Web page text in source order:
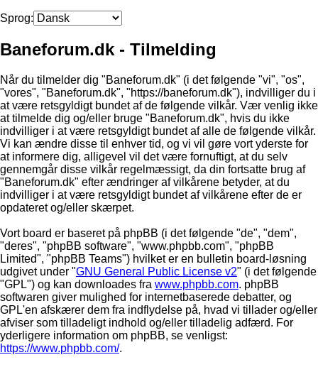
Sprog:
Baneforum.dk - Tilmelding
Når du tilmelder dig "Baneforum.dk" (i det følgende "vi", "os",
"vores", "Baneforum.dk", "https://baneforum.dk"), indvilliger du i
at være retsgyldigt bundet af de følgende vilkår. Vær venlig ikke
at tilmelde dig og/eller bruge "Baneforum.dk", hvis du ikke
indvilliger i at være retsgyldigt bundet af alle de følgende vilkår.
Vi kan ændre disse til enhver tid, og vi vil gøre vort yderste for
at informere dig, alligevel vil det være fornuftigt, at du selv
gennemgår disse vilkår regelmæssigt, da din fortsatte brug af
"Baneforum.dk" efter ændringer af vilkårene betyder, at du
indvilliger i at være retsgyldigt bundet af vilkårene efter de er
opdateret og/eller skærpet.
Vort board er baseret på phpBB (i det følgende "de", "dem",
"deres", "phpBB software", "www.phpbb.com", "phpBB
Limited", "phpBB Teams") hvilket er en bulletin board-løsning
udgivet under "GNU General Public License v2" (i det følgende
"GPL") og kan downloades fra www.phpbb.com. phpBB
softwaren giver mulighed for internetbaserede debatter, og
GPL'en afskærer dem fra indflydelse på, hvad vi tillader og/eller
afviser som tilladeligt indhold og/eller tilladelig adfærd. For
yderligere information om phpBB, se venligst:
https://www.phpbb.com/.